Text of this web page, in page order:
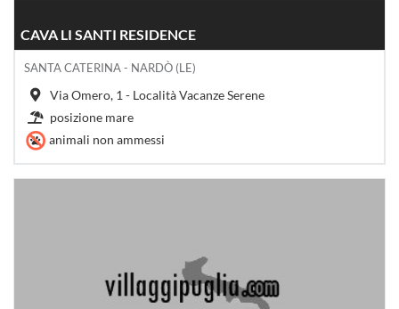
CAVA LI SANTI RESIDENCE
SANTA CATERINA - NARDÒ (LE)
Via Omero, 1 - Località Vacanze Serene
posizione mare
animali non ammessi